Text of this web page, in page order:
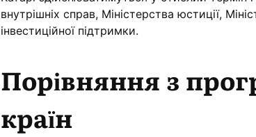
внутрішніх справ, Міністерства юстиції,
інвестиційної підтримки.
Порівняння з
країн